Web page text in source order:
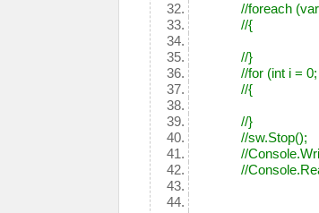
//foreach
//{
//}
//for (int i =
//{
//}
//sw.Stop();
//
//